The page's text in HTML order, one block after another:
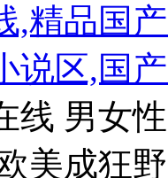
,精品国
说区,国